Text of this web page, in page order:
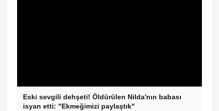
Eski sevgili dehşeti! Öldürülen Nilda'nın babası
isyan etti: "Ekmeğimizi paylaştık"